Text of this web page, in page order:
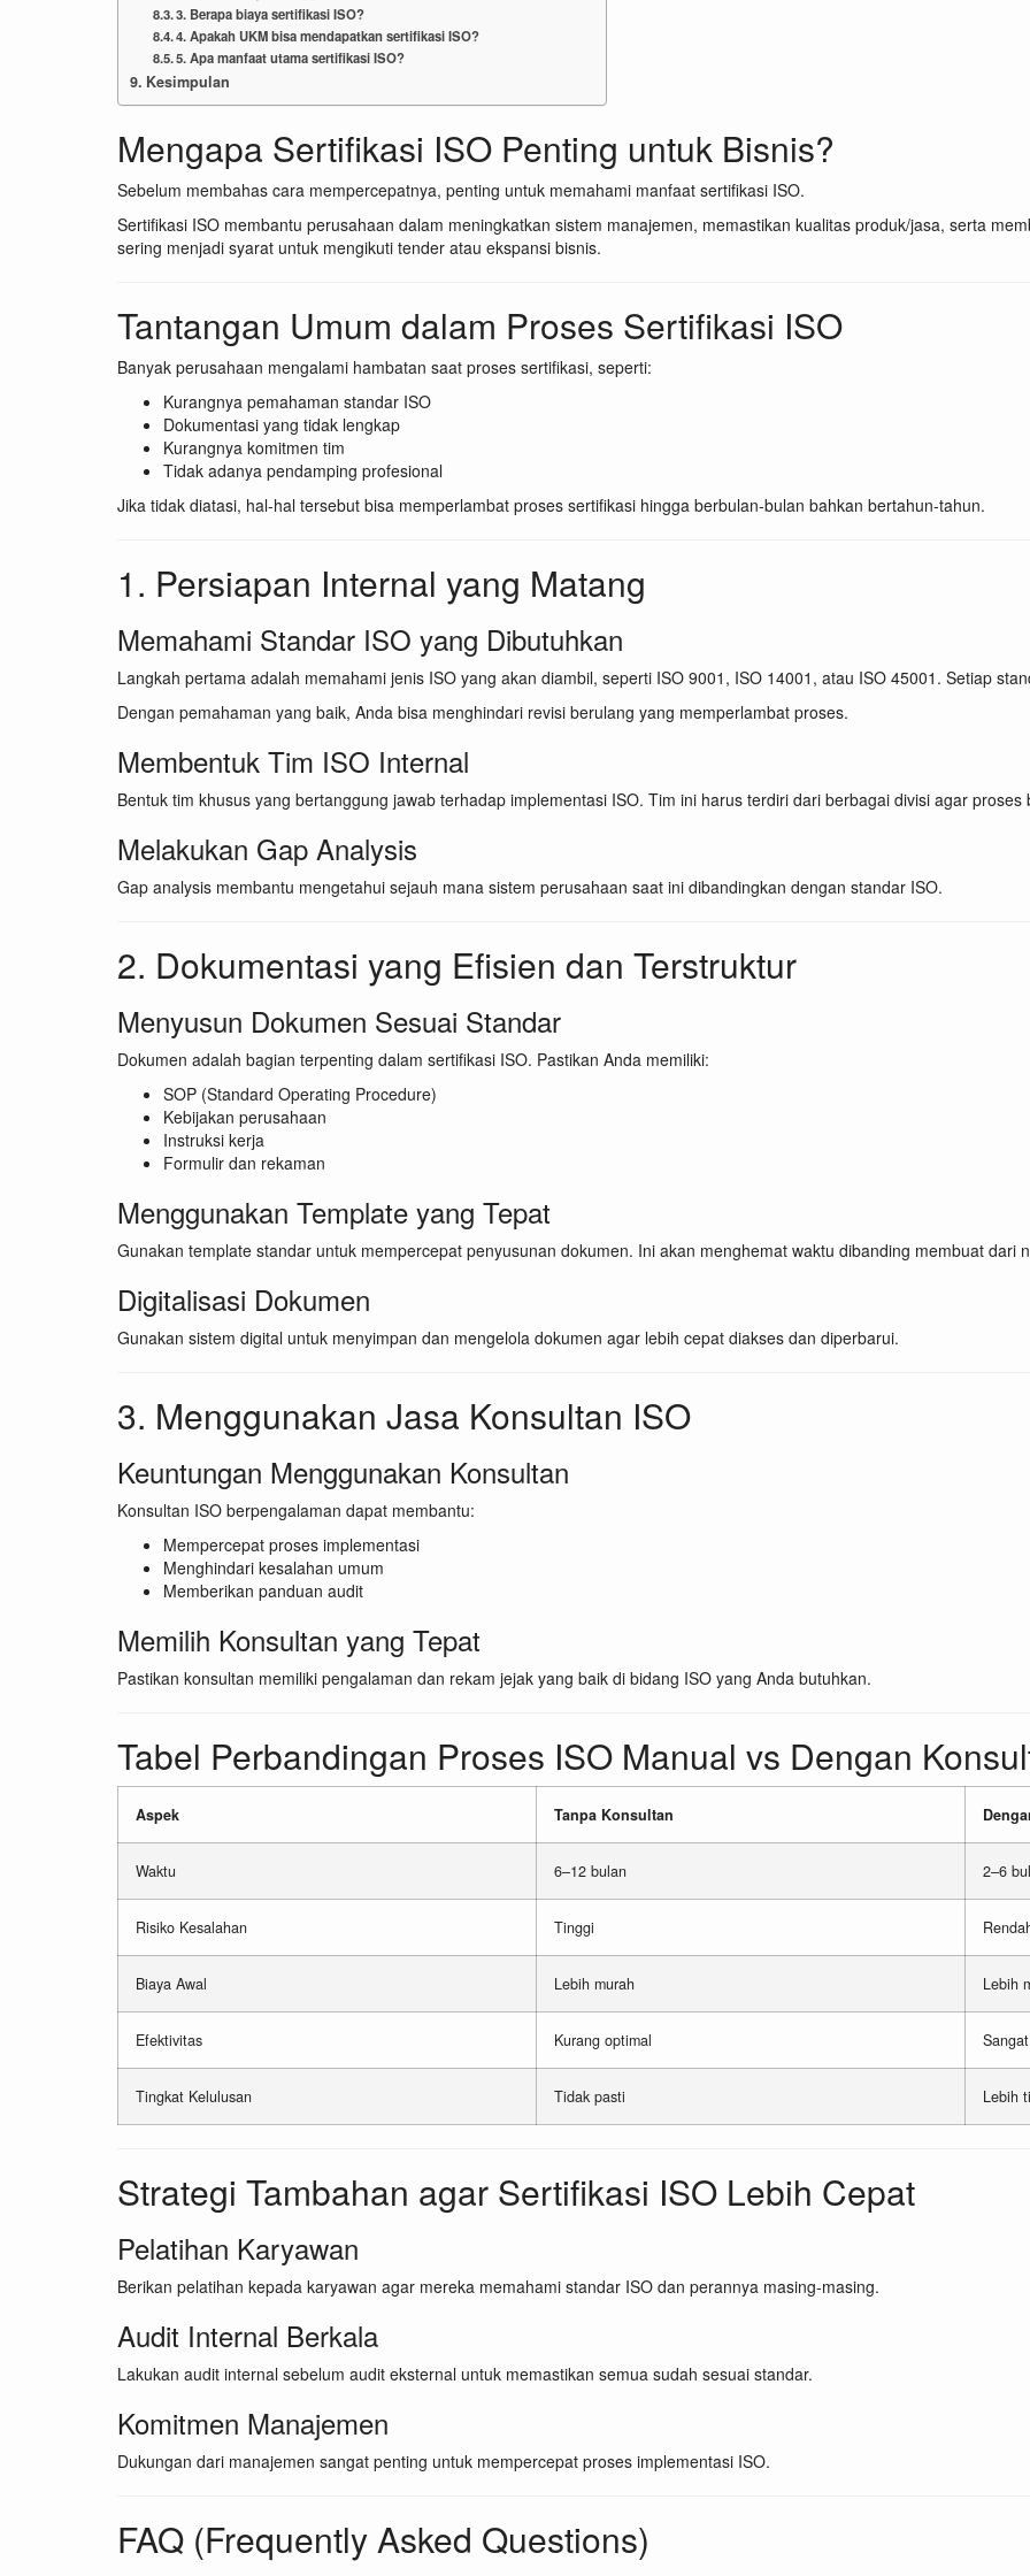
3. Berapa biaya sertifikasi ISO?
4. Apakah UKM bisa mendapatkan sertifikasi ISO?
5. Apa manfaat utama sertifikasi ISO?
Kesimpulan
Mengapa Sertifikasi ISO Penting untuk Bisnis?
Sebelum membahas cara mempercepatnya, penting untuk memahami manfaat sertifikasi ISO.
Sertifikasi ISO membantu perusahaan dalam meningkatkan sistem manajemen, memastikan kualitas produk/jasa, serta
sering menjadi syarat untuk mengikuti tender atau ekspansi bisnis.
Tantangan Umum dalam Proses Sertifikasi ISO
Banyak perusahaan mengalami hambatan saat proses sertifikasi, seperti:
Kurangnya pemahaman standar ISO
Dokumentasi yang tidak lengkap
Kurangnya komitmen tim
Tidak adanya pendamping profesional
Jika tidak diatasi, hal-hal tersebut bisa memperlambat proses sertifikasi hingga berbulan-bulan bahkan bertahun-tahun.
1. Persiapan Internal yang Matang
Memahami Standar ISO yang Dibutuhkan
Langkah pertama adalah memahami jenis ISO yang akan diambil, seperti ISO 9001, ISO 14001, atau ISO 45001. Setiap
Dengan pemahaman yang baik, Anda bisa menghindari revisi berulang yang memperlambat proses.
Membentuk Tim ISO Internal
Bentuk tim khusus yang bertanggung jawab terhadap implementasi ISO. Tim ini harus terdiri dari berbagai divisi agar proses
Melakukan Gap Analysis
Gap analysis membantu mengetahui sejauh mana sistem perusahaan saat ini dibandingkan dengan standar ISO.
2. Dokumentasi yang Efisien dan Terstruktur
Menyusun Dokumen Sesuai Standar
Dokumen adalah bagian terpenting dalam sertifikasi ISO. Pastikan Anda memiliki:
SOP (Standard Operating Procedure)
Kebijakan perusahaan
Instruksi kerja
Formulir dan rekaman
Menggunakan Template yang Tepat
Gunakan template standar untuk mempercepat penyusunan dokumen. Ini akan menghemat waktu dibanding membuat dari
Digitalisasi Dokumen
Gunakan sistem digital untuk menyimpan dan mengelola dokumen agar lebih cepat diakses dan diperbarui.
3. Menggunakan Jasa Konsultan ISO
Keuntungan Menggunakan Konsultan
Konsultan ISO berpengalaman dapat membantu:
Mempercepat proses implementasi
Menghindari kesalahan umum
Memberikan panduan audit
Memilih Konsultan yang Tepat
Pastikan konsultan memiliki pengalaman dan rekam jejak yang baik di bidang ISO yang Anda butuhkan.
Tabel Perbandingan Proses ISO Manual vs Dengan
Aspek Tanpa Konsultan
Waktu 6–12 bulan 2–6
Risiko Kesalahan Tinggi
Biaya Awal Lebih murah Lebih
Efektivitas Kurang optimal
Tingkat Kelulusan Tidak pasti Lebih
Strategi Tambahan agar Sertifikasi ISO Lebih Cepat
Pelatihan Karyawan
Berikan pelatihan kepada karyawan agar mereka memahami standar ISO dan perannya masing-masing.
Audit Internal Berkala
Lakukan audit internal sebelum audit eksternal untuk memastikan semua sudah sesuai standar.
Komitmen Manajemen
Dukungan dari manajemen sangat penting untuk mempercepat proses implementasi ISO.
FAQ (Frequently Asked Questions)